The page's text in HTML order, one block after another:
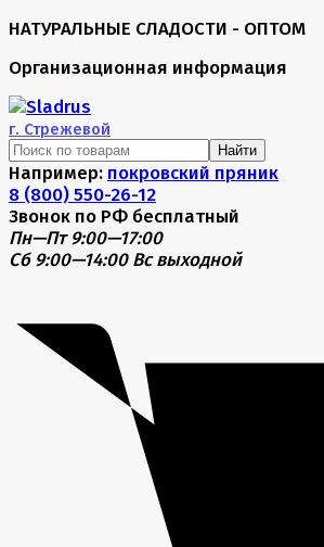
НАТУРАЛЬНЫЕ СЛАДОСТИ - ОПТОМ
Организационная информация
г. Стрежевой
Найти
Например: покровский пряник
8 (800) 550-26-12
Звонок по РФ бесплатный
Пн—Пт 9:00—17:00
Сб 9:00—14:00 Вс выходной